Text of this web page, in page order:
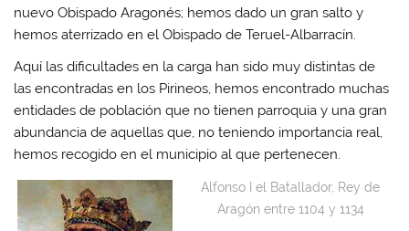
nuevo Obispado Aragonés; hemos dado un gran salto y
hemos aterrizado en el Obispado de Teruel-Albarracín.
Aquí las dificultades en la carga han sido muy distintas de
las encontradas en los Pirineos, hemos encontrado muchas
entidades de población que no tienen parroquia y una gran
abundancia de aquellas que, no teniendo importancia real,
hemos recogido en el municipio al que pertenecen.
Alfonso I el Batallador, Rey de
Aragón entre 1104 y 1134